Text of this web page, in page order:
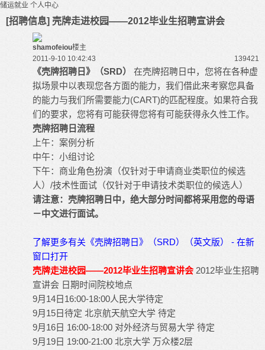
储运就业 个人中心
[招聘信息] 壳牌走进校园——2012毕业生招聘宣讲会
shamofeiou楼主
2011-9-10 10:42:43
139421
《壳牌招聘日》（SRD） 在壳牌招聘日中，您将在各种虚
拟场景中以表现您各方面的能力，我们借此来考察您具备
的能力与我们所需要能力(CART)的匹配程度。如果符合我
们的要求，您将有可能获得您将有可能获得永久性工作。
壳牌招聘日流程
上午：案例分析
中午：小组讨论
下午：商业角色扮演（仅针对于申请商业类职位的候选
人）/技术性面试（仅针对于申请技术类职位的候选人）
请注意：壳牌招聘日中，绝大部分时间都将采用您的母语
－中文进行面试。
了解更多有关《壳牌招聘日》（SRD）（英文版） - 在新
窗口打开
壳牌走进校园——2012毕业生招聘宣讲会 2012毕业生招聘
宣讲会 日期时间院校地点
9月14日16:00-18:00人民大学待定
9月15日待定 北京航天航空大学 待定
9月16日 16:00-18:00 对外经济与贸易大学 待定
9月19日 19:00-21:00 北京大学 万众楼2层